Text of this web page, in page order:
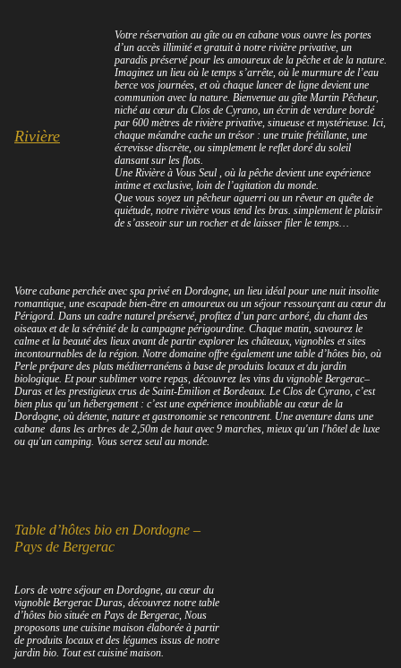
Rivière
Votre réservation au gîte ou en cabane vous ouvre les portes
d’un accès illimité et gratuit à notre rivière privative, un
paradis préservé pour les amoureux de la pêche et de la nature.
Imaginez un lieu où le temps s’arrête, où le murmure de l’eau
berce vos journées, et où chaque lancer de ligne devient une
communion avec la nature. Bienvenue au gîte Martin Pêcheur,
niché au cœur du Clos de Cyrano, un écrin de verdure bordé
par 600 mètres de rivière privative, sinueuse et mystérieuse. Ici,
chaque méandre cache un trésor : une truite frétillante, une
écrevisse discrète, ou simplement le reflet doré du soleil
dansant sur les flots.
Une Rivière à Vous Seul , où la pêche devient une expérience
intime et exclusive, loin de l’agitation du monde.
Que vous soyez un pêcheur aguerri ou un rêveur en quête de
quiétude, notre rivière vous tend les bras. simplement le plaisir
de s’asseoir sur un rocher et de laisser filer le temps…
Votre cabane perchée avec spa privé en Dordogne, un lieu idéal pour une nuit insolite
romantique, une escapade bien-être en amoureux ou un séjour ressourçant au cœur du
Périgord. Dans un cadre naturel préservé, profitez d’un parc arboré, du chant des
oiseaux et de la sérénité de la campagne périgourdine. Chaque matin, savourez le
calme et la beauté des lieux avant de partir explorer les châteaux, vignobles et sites
incontournables de la région. Notre domaine offre également une table d’hôtes bio, où
Perle prépare des plats méditerranéens à base de produits locaux et du jardin
biologique. Et pour sublimer votre repas, découvrez les vins du vignoble Bergerac–
Duras et les prestigieux crus de Saint-Émilion et Bordeaux. Le Clos de Cyrano, c’est
bien plus qu’un hébergement : c’est une expérience inoubliable au cœur de la
Dordogne, où détente, nature et gastronomie se rencontrent. Une aventure dans une
cabane dans les arbres de 2,50m de haut avec 9 marches, mieux qu'un l'hôtel de luxe
ou qu'un camping. Vous serez seul au monde.
Table d’hôtes bio en Dordogne –
Pays de Bergerac
Lors de votre séjour en Dordogne, au cœur du
vignoble Bergerac Duras, découvrez notre table
d’hôtes bio située en Pays de Bergerac, Nous
proposons une cuisine maison élaborée à partir
de produits locaux et des légumes issus de notre
jardin bio. Tout est cuisiné maison.